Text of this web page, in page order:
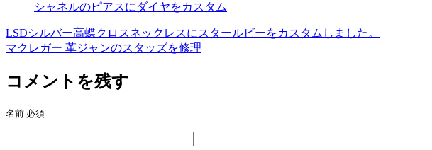
シャネルのピアスにダイヤをカスタム
投
ナ
ビ
ゲ
LSDシルバー高蝶クロスネックレスにスタールビーをカスタムしました。
マクレガー 革ジャンのスタッズを修理
コメントを残す
名前 必須